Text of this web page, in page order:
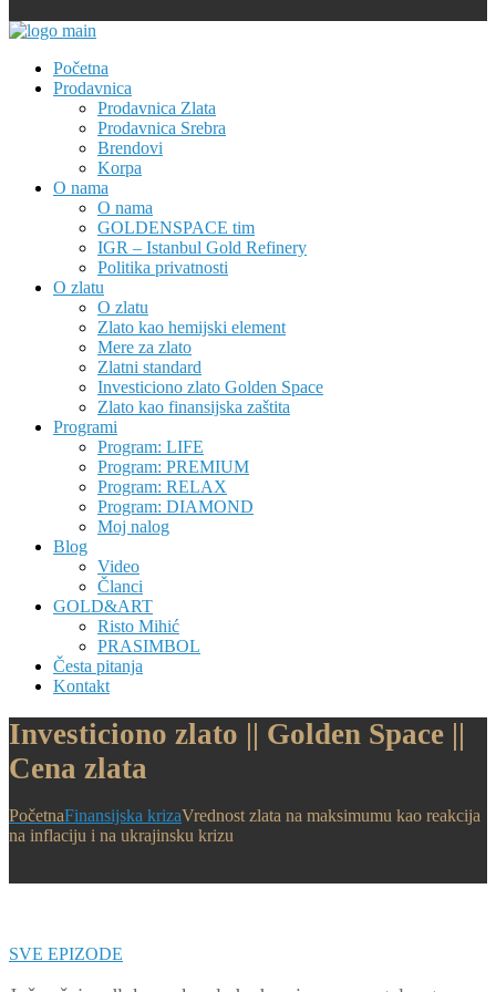
Početna
Prodavnica
Prodavnica Zlata
Prodavnica Srebra
Brendovi
Korpa
O nama
O nama
GOLDENSPACE tim
IGR – Istanbul Gold Refinery
Politika privatnosti
O zlatu
O zlatu
Zlato kao hemijski element
Mere za zlato
Zlatni standard
Investiciono zlato Golden Space
Zlato kao finansijska zaštita
Programi
Program: LIFE
Program: PREMIUM
Program: RELAX
Program: DIAMOND
Moj nalog
Blog
Video
Članci
GOLD&ART
Risto Mihić
PRASIMBOL
Česta pitanja
Kontakt
Investiciono zlato || Golden Space ||
Cena zlata
PočetnaFinansijska krizaVrednost zlata na maksimumu kao reakcija
na inflaciju i na ukrajinsku krizu
SVE EPIZODE